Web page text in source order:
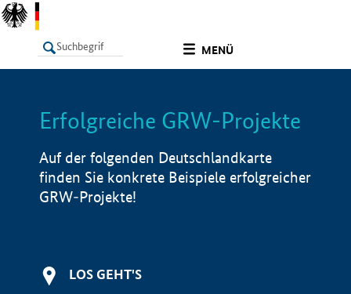
MENÜ
LISTE Info
Erfolgreiche GRW-Projekte
Auf der folgenden Deutschlandkarte
finden Sie konkrete Beispiele erfolgreicher
GRW-Projekte!
LOS GEHT'S